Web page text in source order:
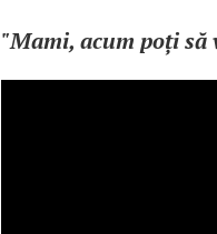
"Mami, acum poți să